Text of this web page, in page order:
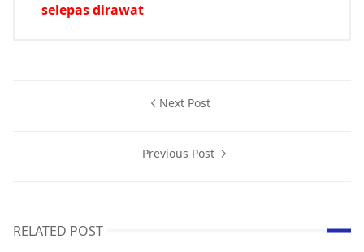
selepas dirawat
Next Post
Previous Post
RELATED POST